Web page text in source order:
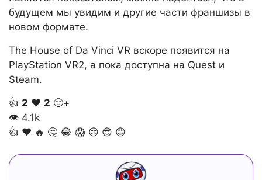
будущем мы увидим и другие части франшизы в
новом формате.
The House of Da Vinci VR вскоре появится на
PlayStation VR2, а пока доступна на Quest и
Steam.
👍 2 ❤️ 2 🙂+
👁 4.1k
👍 ❤️ 🔥 🤔 😂 😱 😢 😎 😡